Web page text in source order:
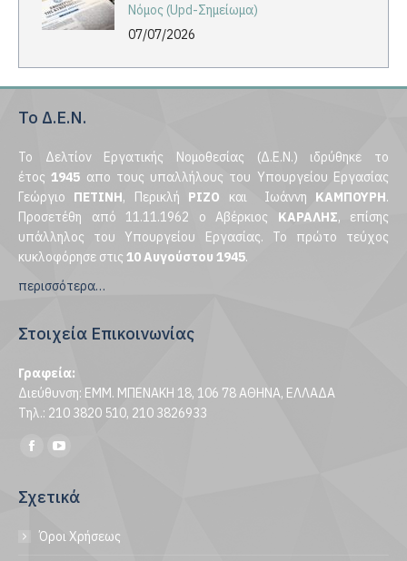
Νόμος (Upd-Σημείωμα)
07/07/2026
Το Δ.Ε.Ν.
Το Δελτίον Εργατικής Νομοθεσίας (Δ.Ε.Ν.) ιδρύθηκε το
έτος1945 απο τους υπαλλήλους του Υπουργείου Εργασίας
Γεώργιο ΠΕΤΙΝΗ, Περικλή ΡΙΖΟ και Ιωάννη ΚΑΜΠΟΥΡΗ.
Προσετέθη από 11.11.1962 ο Αβέρκιος ΚΑΡΑΛΗΣ, επίσης
υπάλληλος του Υπουργείου Εργασίας. Το πρώτο τεύχος
κυκλοφόρησε στις 10 Αυγούστου 1945.
περισσότερα…
Στοιχεία Επικοινωνίας
Γραφεία:
Διεύθυνση: ΕΜΜ. ΜΠΕΝΑΚΗ 18, 106 78 ΑΘΗΝΑ, ΕΛΛΑΔΑ
Τηλ.: 210 3820 510, 210 3826933
Find us on:
Facebook
opens
in
opens
Σχετικά
Όροι Χρήσεως